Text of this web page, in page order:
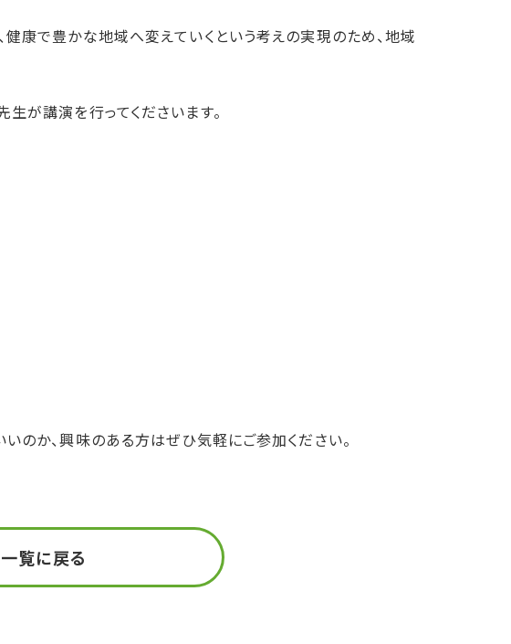
康で豊かな地域へ変えていくという考えの実現のため、地域
が講演を行ってくださいます。
のか、興味のある方はぜひ気軽にご参加ください。
一覧に戻る